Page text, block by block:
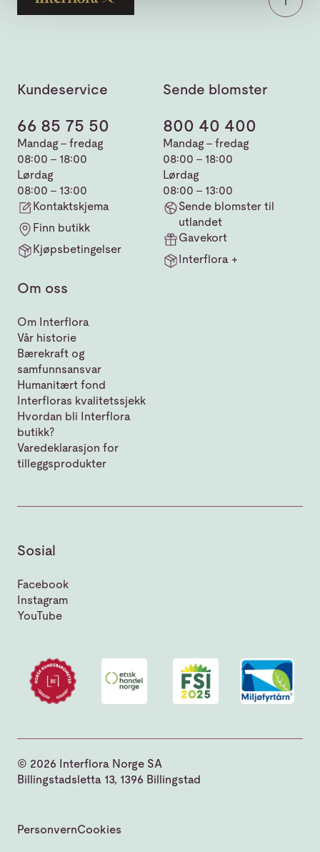
Kundeservice
66 85 75 50
Mandag - fredag
08:00 - 18:00
Lørdag
08:00 - 13:00
Kontaktskjema
Finn butikk
Kjøpsbetingelser
Sende blomster
800 40 400
Mandag - fredag
08:00 - 18:00
Lørdag
08:00 - 13:00
Sende blomster til
utlandet
Gavekort
Interflora +
Om oss
Om Interflora
Vår historie
Bærekraft og
samfunnsansvar
Humanitært fond
Interfloras kvalitetssjekk
Hvordan bli Interflora
butikk?
Varedeklarasjon for
tilleggsprodukter
Sosial
Facebook
Instagram
YouTube
© 2026 Interflora Norge SA
Billingstadsletta 13, 1396 Billingstad
PersonvernCookies